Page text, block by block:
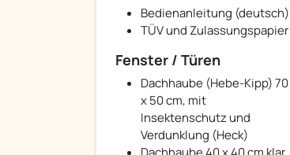
Bedienanleitung (deutsch)
TÜV und Zulassungspapier
Fenster / Türen
Dachhaube (Hebe-Kipp) 70
x 50 cm, mit
Insektenschutz und
Verdunklung (Heck)